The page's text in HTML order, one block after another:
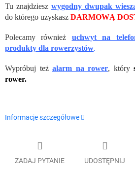
Tu znajdziesz wygodny dwupak
do którego uzyskasz DARMOWĄ
Polecamy również uchwyt na
produkty dla rowerzystów.
Wypróbuj też alarm na rower, który
rower.
Informacje szczegółowe
ZADAJ PYTANIE UDOSTĘPNIJ